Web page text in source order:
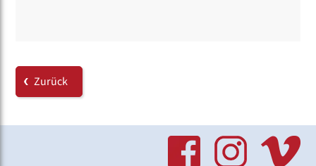
Haltestelle:
Sebastianspital (Bus 65)
Hinweise zur Barrierefreiheit:
Ebenerdiger, barrierefreier Zugang über den
Zurück